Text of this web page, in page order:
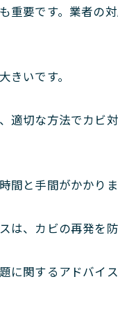
重要です。業者の
いです。
適切な方法でカビ
間と手間がかかり
は、カビの再発を
に関するアドバイ